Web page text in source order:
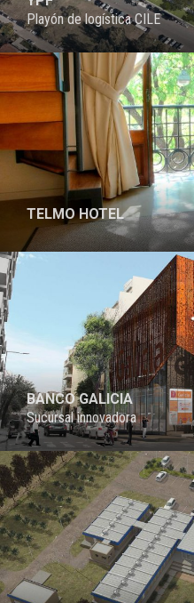
Playón de logística CILE
TELMO HOTEL
BANCO GALICIA
Sucursal innovadora